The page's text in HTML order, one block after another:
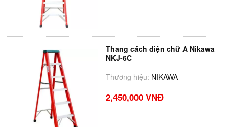
Thang cách điện chữ A Nikawa
NKJ-6C
Thương hiệu: NIKAWA
2,450,000 VNĐ